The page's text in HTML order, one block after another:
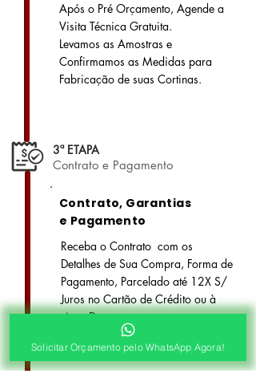
Após o Pré Orçamento, Agende a
Visita Técnica Gratuita.
Levamos as Amostras e
Confirmamos as Medidas para
Fabricação de suas Cortinas.
3ª ETAPA
Contrato e Pagamento
Contrato, Garantias
e Pagamento
Receba o Contrato com os
Detalhes de Sua Compra, Forma de
Pagamento, Parcelado até 12X S/
Juros no Cartão de Crédito ou à
vista Desconto.
Solicitar Orçamento pelo WhatsApp Agora!